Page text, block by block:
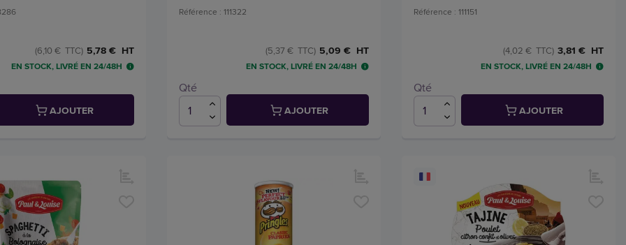
5,78 € HT
(6,10 € TTC)
EN STOCK, LIVRÉ EN 24/48H
AJOUTER
Référence : 111322
5,09 € HT
(5,37 € TTC)
EN STOCK, LIVRÉ EN 24/48H
Qté
AJOUTER
Référence : 111151
3,81 € HT
(4,02 € TTC)
EN STOCK, LIVRÉ EN 24/48H
Qté
AJOUTER